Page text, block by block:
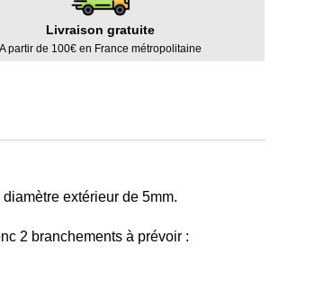
Livraison gratuite
A partir de 100€ en France métropolitaine
extérieur de 5mm.
2 branchements à prévoir :